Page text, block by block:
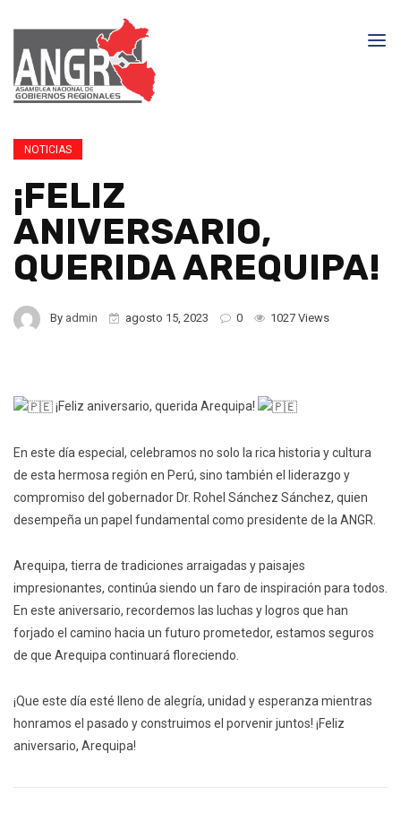
NOTICIAS
¡FELIZ
ANIVERSARIO,
QUERIDA AREQUIPA!
By admin agosto 15, 2023 0 1027 Views
¡Feliz aniversario, querida Arequipa!
En este día especial, celebramos no solo la rica historia y cultura
de esta hermosa región en Perú, sino también el liderazgo y
compromiso del gobernador Dr. Rohel Sánchez Sánchez, quien
desempeña un papel fundamental como presidente de la ANGR.
Arequipa, tierra de tradiciones arraigadas y paisajes
impresionantes, continúa siendo un faro de inspiración para todos.
En este aniversario, recordemos las luchas y logros que han
forjado el camino hacia un futuro prometedor, estamos seguros
de que Arequipa continuará floreciendo.
¡Que este día esté lleno de alegría, unidad y esperanza mientras
honramos el pasado y construimos el porvenir juntos! ¡Feliz
aniversario, Arequipa!